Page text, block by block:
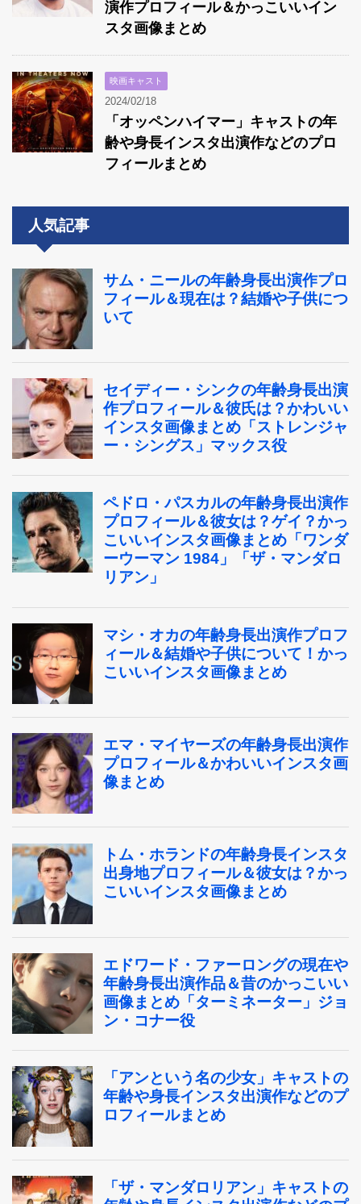
演作プロフィール＆かっこいいイン
スタ画像まとめ
映画キャスト
2024/02/18
「オッペンハイマー」キャストの年
齢や身長インスタ出演作などのプロ
フィールまとめ
人気記事